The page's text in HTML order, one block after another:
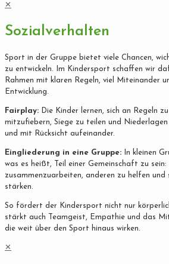
✕
Sozialverhalten
Sport in der Gruppe bietet viele Chancen,
zu entwickeln. Im Kindersport schaffen wir
Rahmen mit klaren Regeln, viel Miteinander
Entwicklung.
Fairplay: Die Kinder lernen, sich an Regeln
mitzufiebern, Siege zu teilen und Niederlagen
und mit Rücksicht aufeinander.
Eingliederung in eine Gruppe: In kleinen
was es heißt, Teil einer Gemeinschaft zu sein:
zusammenzuarbeiten, anderen zu helfen und
stärken.
So fördert der Kindersport nicht nur
stärkt auch Teamgeist, Empathie und das
die weit über den Sport hinaus wirken.
✕